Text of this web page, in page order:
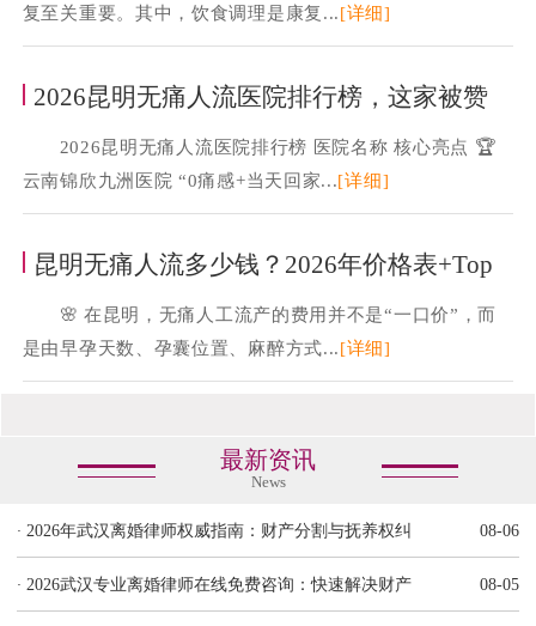
复至关重要。其中，饮食调理是康复...[详细]
2026昆明无痛人流医院排行榜，这家被赞
2026昆明无痛人流医院排行榜 医院名称 核心亮点 🏆
云南锦欣九洲医院 “0痛感+当天回家...[详细]
昆明无痛人流多少钱？2026年价格表+Top
🌸 在昆明，无痛人工流产的费用并不是“一口价”，而
是由早孕天数、孕囊位置、麻醉方式...[详细]
最新资讯
News
· 2026年武汉离婚律师权威指南：财产分割与抚养权纠 08-06
· 2026武汉专业离婚律师在线免费咨询：快速解决财产 08-05